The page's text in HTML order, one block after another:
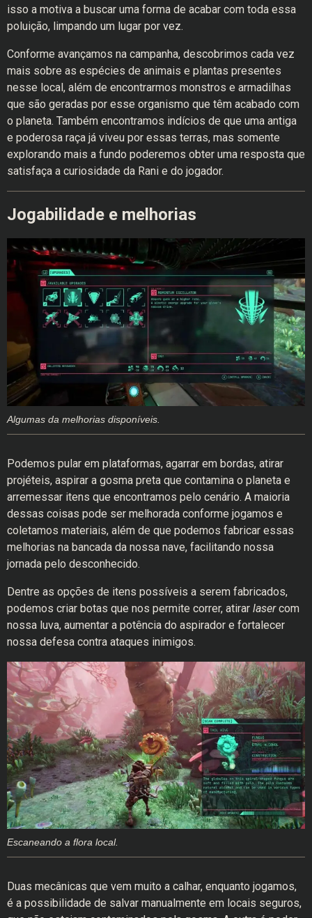
isso a motiva a buscar uma forma de acabar com toda essa
poluição, limpando um lugar por vez.
Conforme avançamos na campanha, descobrimos cada vez
mais sobre as espécies de animais e plantas presentes
nesse local, além de encontrarmos monstros e armadilhas
que são geradas por esse organismo que têm acabado com
o planeta. Também encontramos indícios de que uma antiga
e poderosa raça já viveu por essas terras, mas somente
explorando mais a fundo poderemos obter uma resposta que
satisfaça a curiosidade da Rani e do jogador.
Jogabilidade e melhorias
Algumas da melhorias disponíveis.
Podemos pular em plataformas, agarrar em bordas, atirar
projéteis, aspirar a gosma preta que contamina o planeta e
arremessar itens que encontramos pelo cenário. A maioria
dessas coisas pode ser melhorada conforme jogamos e
coletamos materiais, além de que podemos fabricar essas
melhorias na bancada da nossa nave, facilitando nossa
jornada pelo desconhecido.
Dentre as opções de itens possíveis a serem fabricados,
podemos criar botas que nos permite correr, atirar lasercom
nossa luva, aumentar a potência do aspirador e fortalecer
nossa defesa contra ataques inimigos.
Escaneando a flora local.
Duas mecânicas que vem muito a calhar, enquanto jogamos,
é a possibilidade de salvar manualmente em locais seguros,